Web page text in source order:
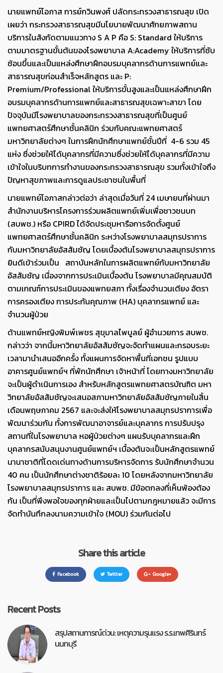
นายแพทย์โอภาส การย์กวินพงศ์ ปลัดกระทรวงสาธารณสุข เปิด
เผยว่า กระทรวงสาธารณสุขมีนโยบายพัฒนาศักยภาพสถาน
บริการในสังกัดตามแนวทาง S A P คือ S: Standard ให้บริการ
ตามมาตรฐานขั้นต้นของโรงพยาบาล A:Academy ให้บริการที่ซับ
ซ้อนขึ้นและเป็นแหล่งศึกษาฝึกอบรมบุคลากรด้านการแพทย์และ
สาธารณสุขก่อนสำเร็จหลักสูตร และ P:
Premium/Professionalให้บริการขั้นสูงและเป็นแหล่งศึกษาฝึก
อบรมบุคลากรด้านการแพทย์และสาธารณสุขเฉพาะสาขา โดย
ปัจจุบันมีโรงพยาบาลของกระทรวงสาธารณสุขที่เป็นศูนย์
แพทยศาสตร์ศึกษาชั้นคลินิก ร่วมกับคณะแพทยศาสตร์
มหาวิทยาลัยต่างๆ ในการฝึกนักศึกษาแพทย์ชั้นปีที่ 4-6 รวม 45
แห่ง ซึ่งช่วยให้ได้บุคลากรที่มีความซึ่งช่วยให้ได้บุคลากรที่มีความ
เข้าใจในบริบทการทำงานของกระทรวงสาธารณสุข รวมทั้งเข้าใจถึง
ปัญหาสุขภาพและการดูแลประชาชนในพื้นที่
นายแพทย์โอภาสกล่าวต่อว่า ล่าสุดเมื่อวันที่ 24 เมษายนที่ผ่านมา
สำนักงานบริหารโครงการร่วมผลิตแพทย์เพิ่มเพื่อชาวชนบท
(สบพช.) หรือ CPIRDได้จัดประชุมหารือการจัดตั้งศูนย์
แพทยศาสตร์ศึกษาชั้นคลินิก ระหว่างโรงพยาบาลสมุทรปราการ
กับมหาวิทยาลัยอัสสัมชัญ โดยเบื้องต้นโรงพยาบาลสมุทรปราการ
ยินดีเข้าร่วมเป็น สถาบันหลักในการผลิตแพทย์กับมหาวิทยาลัย
อัสสัมชัญ เนื่องจากการประเมินเบื้องต้น โรงพยาบาลมีคุณสมบัติ
ตามเกณฑ์การประเมินของแพทยสภา ทั้งเรื่องจำนวนเตียง อัตรา
การครองเตียง การประกันคุณภาพ (HA) บุคลากรแพทย์ และ
จำนวนผู้ป่วย
ด้านแพทย์หญิงพิมพ์เพชร สุขุมาลไพบูลย์ ผู้อำนวยการ สบพช.
กล่าวว่า จากนี้มหาวิทยาลัยอัสสัมชัญจะจัดทำแผนและกรอบระยะ
เวลามานำเสนออีกครั้ง ทั้งแผนการจัดหาพื้นที่เอกชน รูปแบบ
อาคารศูนย์แพทย์ฯ ที่พักนักศึกษา เจ้าหน้าที่ โดยทางมหาวิทยาลัย
จะเป็นผู้ดำเนินการเอง สำหรับหลักสูตรแพทยศาสตรบัณฑิต มหา
วิทยาลัยอัสสัมชัญจะเสนอสภามหาวิทยาลัยอัสสัมชัญภายในสิ้น
เดือนพฤษภาคม 2567 และจะส่งให้โรงพยาบาลสมุทรปราการเพื่อ
พัฒนาร่วมกัน ทั้งการพัฒนาอาจารย์และบุคลากร การปรับปรุง
สถานที่ในโรงพยาบาล หอผู้ป่วยต่างๆ แผนรับบุคลากรและฝึก
บุคลากรสนับสนุนงานศูนย์แพทย์ฯ เบื้องต้นจะเป็นหลักสูตรแพทย์
นานาชาติที่โดดเด่นทางด้านการบริหารจัดการ รับนักศึกษาจำนวน
40 คน เป็นนักศึกษาต่างชาติร้อยละ 10 โดยหลังจากมหาวิทยาลัย
โรงพยาบาลสมุทรปราการ และ สบพช. มีข้อตกลงที่เห็นพ้องต้อง
กัน เป็นที่พึงพอใจของทุกฝ่ายและเป็นไปตามกฎหมายแล้ว จะมีการ
จัดทำบันทึกลงนามความเข้าใจ (MOU) ร่วมกันต่อไป
Share this article
Facebook Twitter Google+
Recent Posts
สรุปสถานการณ์ด่วน: เหตุความรุนแรง ร.ร.เทพศิรินทร์
นนทบุรี